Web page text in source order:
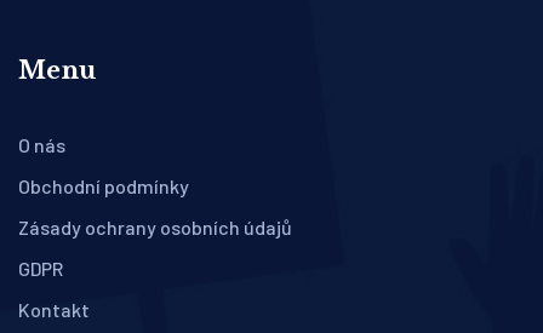
Menu
O nás
Obchodní podmínky
Zásady ochrany osobních údajů
GDPR
Kontakt